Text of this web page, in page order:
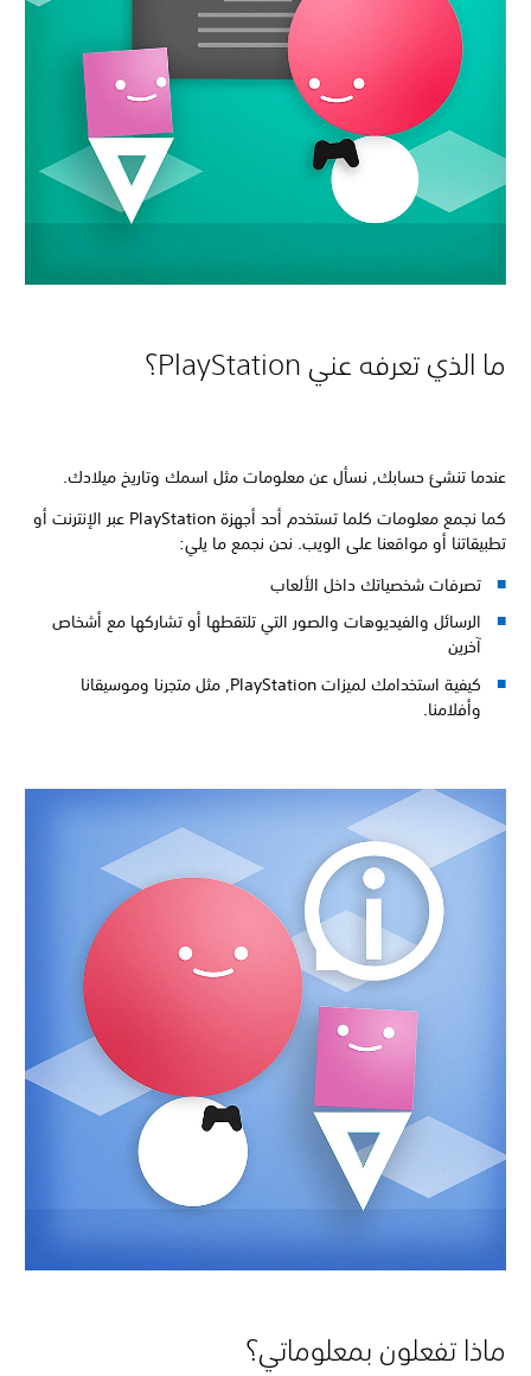
ما الذي تعرفه عني PlayStation؟
عندما تنشئ حسابك, نسأل عن معلومات مثل اسمك وتاريخ ميلادك.
كما نجمع معلومات كلما تستخدم أحد أجهزة PlayStation عبر الإنترنت أو
تطبيقاتنا أو مواقعنا على الويب. نحن نجمع ما يلي:
تصرفات شخصياتك داخل الألعاب
الرسائل والفيديوهات والصور التي تلتقطها أو تشاركها مع أشخاص
آخرين
كيفية استخدامك لميزات PlayStation, مثل متجرنا وموسيقانا
وأفلامنا.
ماذا تفعلون بمعلوماتي؟